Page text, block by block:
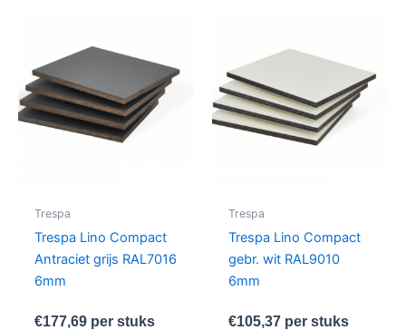
Trespa
Trespa Lino Compact
Antraciet grijs RAL7016
6mm
€177,69per stuks
Trespa
Trespa Lino Compact
gebr. wit RAL9010
6mm
€105,37per stuks